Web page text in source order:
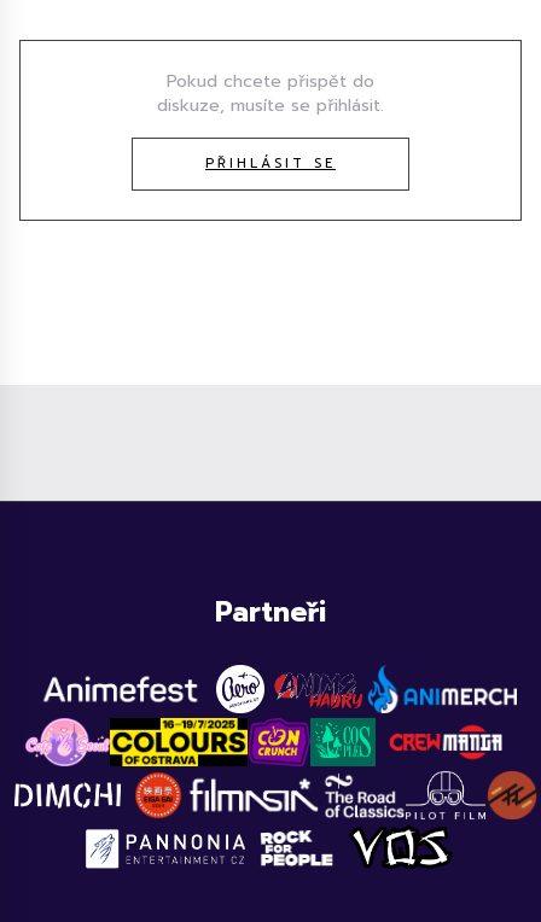
Pokud chcete přispět do
diskuze, musíte se přihlásit.
PŘIHLÁSIT SE
Partneři